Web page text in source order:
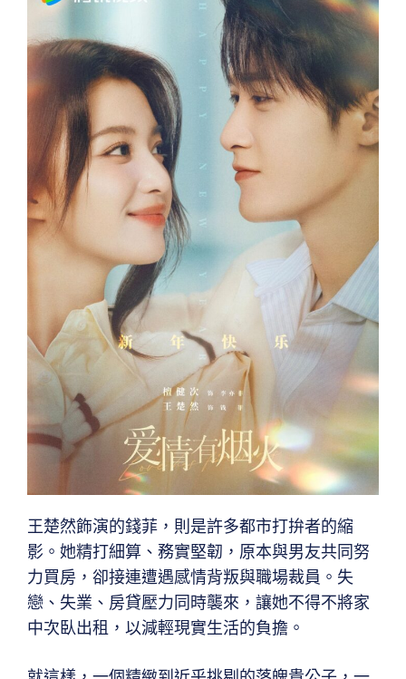
王楚然飾演的錢菲，則是許多都市打拚者的縮
影。她精打細算、務實堅韌，原本與男友共同努
力買房，卻接連遭遇感情背叛與職場裁員。失
戀、失業、房貸壓力同時襲來，讓她不得不將家
中次臥出租，以減輕現實生活的負擔。